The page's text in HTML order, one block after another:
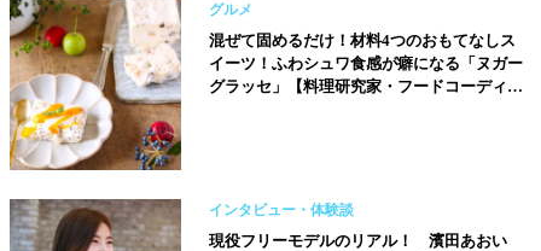
グルメ
混ぜて固めるだけ！材料4つのおもてなしス
イーツ！ふわシュワ食感が癖になる「ヌガー
グラッセ」【料理研究家・フードコーディネ
インタビュー・体験談
現役フリーモデルのリアル！ 濱田あおい